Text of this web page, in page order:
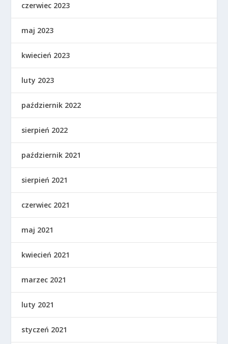
czerwiec 2023
maj 2023
kwiecień 2023
luty 2023
październik 2022
sierpień 2022
październik 2021
sierpień 2021
czerwiec 2021
maj 2021
kwiecień 2021
marzec 2021
luty 2021
styczeń 2021